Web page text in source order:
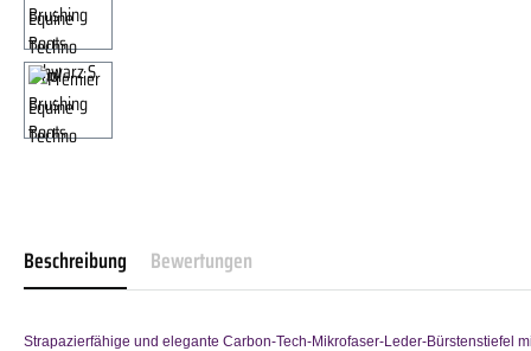
Beschreibung Bewertungen
Strapazierfähige und elegante Carbon-Tech-Mikrofaser-Leder-Bürstenstiefel